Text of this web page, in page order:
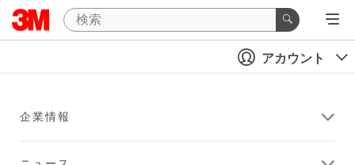
アカウント
企業情報